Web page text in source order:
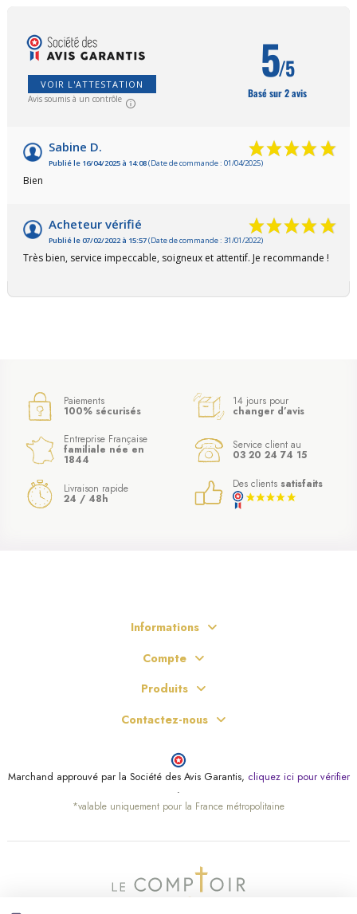
VOIR L'ATTESTATION
Avis soumis à un contrôle
5/5
Basé sur 2 avis
Sabine D.
Publié le 16/04/2025 à 14:08(Date de commande : 01/04/2025)
Bien
Acheteur vérifié
Publié le 07/02/2022 à 15:57(Date de commande : 31/01/2022)
Très bien, service impeccable, soigneux et attentif. Je recommande !
Paiements
100% sécurisés
14 jours pour
changer d’avis
Entreprise Française
familiale née en
1844
Service client au
03 20 24 74 15
Livraison rapide
24 / 48h
Des clients satisfaits
Informations
Compte
Produits
Contactez-nous
Marchand approuvé par la Société des Avis Garantis, cliquez ici pour vérifier
.
*valable uniquement pour la France métropolitaine